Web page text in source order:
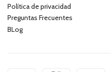
Política de privacidad
Preguntas Frecuentes
BLog